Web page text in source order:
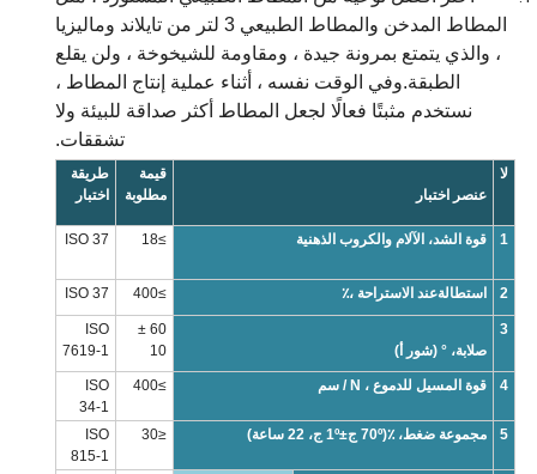
المطاط المدخن والمطاط الطبيعي 3 لتر من تايلاند وماليزيا
، والذي يتمتع بمرونة جيدة ، ومقاومة للشيخوخة ، ولن يقلع
الطبقة.وفي الوقت نفسه ، أثناء عملية إنتاج المطاط ،
نستخدم مثبتًا فعالًا لجعل المطاط أكثر صداقة للبيئة ولا
تشققات.
لا
عنصر اختبار
قيمة
مطلوبة
طريقة
اختبار
1 قوة الشد، الآلام والكروب الذهنية ≥18
ISO 37
2 استطالةعند الاستراحة ،٪ ≥400
ISO 37
3
صلابة، ° (شور أ)
60 ±
10
ISO
7619-1
4 قوة المسيل للدموع ، N / سم ≥400
ISO
34-1
5
مجموعة ضغط، ٪( 70º ج ±
1º ج ، 22 ساعة) ≤30
ISO
815-1